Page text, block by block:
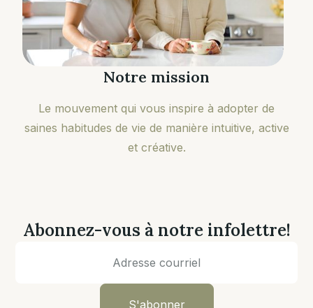
Notre mission
Le mouvement qui vous inspire à adopter de
saines habitudes de vie de manière intuitive, active
et créative.
Abonnez-vous à notre infolettre!